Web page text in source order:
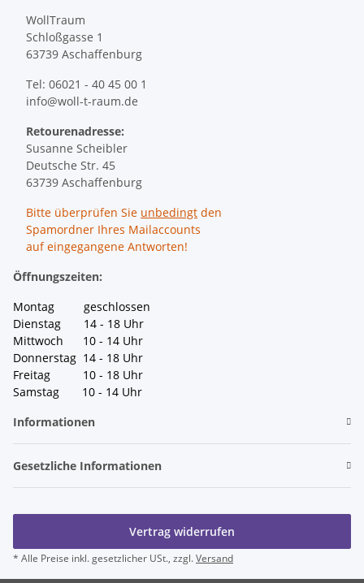
WollTraum
Schloßgasse 1
63739 Aschaffenburg
Tel: 06021 - 40 45 00 1
info@woll-t-raum.de
Retourenadresse:
Susanne Scheibler
Deutsche Str. 45
63739 Aschaffenburg
Bitte überprüfen Sie unbedingt den
Spamordner Ihres Mailaccounts
auf eingegangene Antworten!
Öffnungszeiten:
Montag geschlossen
Dienstag 14 - 18 Uhr
Mittwoch 10 - 14 Uhr
Donnerstag 14 - 18 Uhr
Freitag 10 - 18 Uhr
Samstag 10 - 14 Uhr
Informationen
Gesetzliche Informationen
Vertrag widerrufen
* Alle Preise inkl. gesetzlicher USt., zzgl.Versand